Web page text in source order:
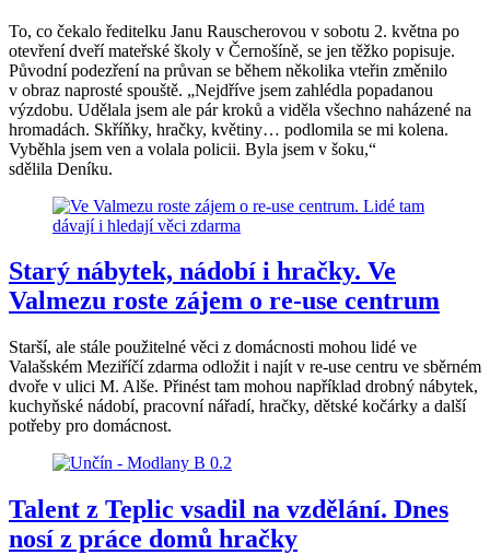
To, co čekalo ředitelku Janu Rauscherovou v sobotu 2. května po
otevření dveří mateřské školy v Černošíně, se jen těžko popisuje.
Původní podezření na průvan se během několika vteřin změnilo
v obraz naprosté spouště. „Nejdříve jsem zahlédla popadanou
výzdobu. Udělala jsem ale pár kroků a viděla všechno naházené na
hromadách. Skříňky, hračky, květiny… podlomila se mi kolena.
Vyběhla jsem ven a volala policii. Byla jsem v šoku,“
sdělila Deníku.
Starý nábytek, nádobí i hračky. Ve
Valmezu roste zájem o re-use centrum
Starší, ale stále použitelné věci z domácnosti mohou lidé ve
Valašském Meziříčí zdarma odložit i najít v re-use centru ve sběrném
dvoře v ulici M. Alše. Přinést tam mohou například drobný nábytek,
kuchyňské nádobí, pracovní nářadí, hračky, dětské kočárky a další
potřeby pro domácnost.
Talent z Teplic vsadil na vzdělání. Dnes
nosí z práce domů hračky